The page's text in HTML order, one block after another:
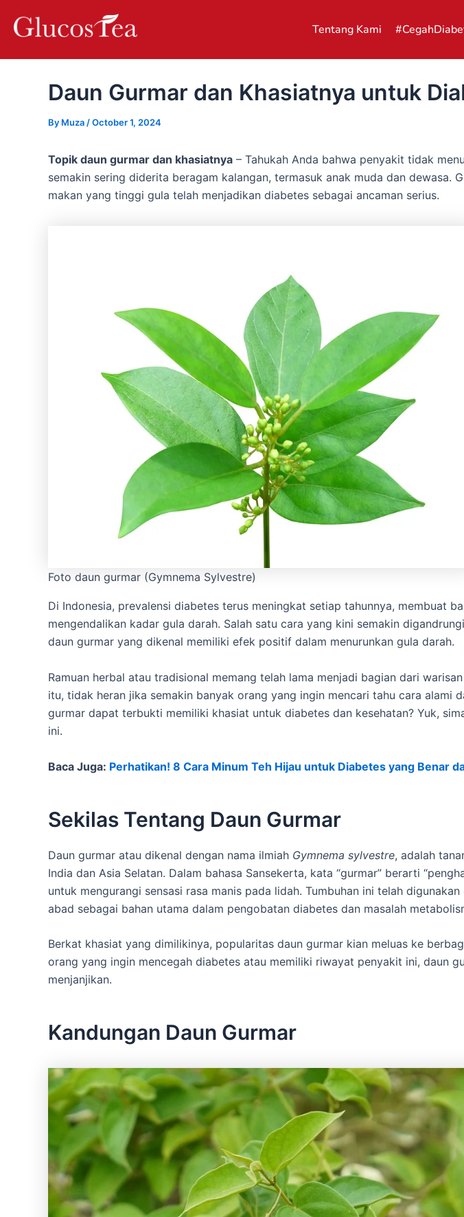
Tentang Kami
Daun Gurmar dan Khasiatnya untuk
By Muza /October 1, 2024
Topik daun gurmar dan khasiatnya – Tahukah Anda bahwa penyakit tidak
semakin sering diderita beragam kalangan, termasuk anak muda dan dewasa.
makan yang tinggi gula telah menjadikan diabetes sebagai ancaman serius.
Foto daun gurmar (Gymnema Sylvestre)
Di Indonesia, prevalensi diabetes terus meningkat setiap tahunnya, membuat
mengendalikan kadar gula darah. Salah satu cara yang kini semakin
daun gurmar yang dikenal memiliki efek positif dalam menurunkan gula darah.
Ramuan herbal atau tradisional memang telah lama menjadi bagian dari
itu, tidak heran jika semakin banyak orang yang ingin mencari tahu cara alami
gurmar dapat terbukti memiliki khasiat untuk diabetes dan kesehatan? Yuk,
ini.
Baca Juga: Perhatikan! 8 Cara Minum Teh Hijau untuk Diabetes yang Benar
Sekilas Tentang Daun Gurmar
Daun gurmar atau dikenal dengan nama ilmiah Gymnema sylvestre, adalah
India dan Asia Selatan. Dalam bahasa Sansekerta, kata “gurmar” berarti
untuk mengurangi sensasi rasa manis pada lidah. Tumbuhan ini telah
abad sebagai bahan utama dalam pengobatan diabetes dan masalah
Berkat khasiat yang dimilikinya, popularitas daun gurmar kian meluas ke
orang yang ingin mencegah diabetes atau memiliki riwayat penyakit ini, daun
menjanjikan.
Kandungan Daun Gurmar
navigation